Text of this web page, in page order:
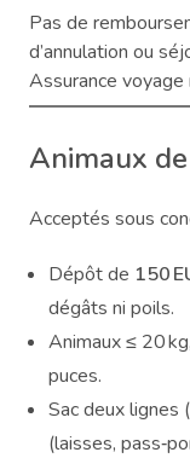
Pas de
d’annulation ou
Assurance voyage
Animaux
Acceptés sous
Dépôt de 150
dégâts ni poils.
Animaux ≤ 20
puces.
Sac deux lignes
(laisses,